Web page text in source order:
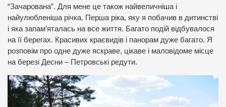
“Зачарована”. Для мене це також найвеличніша і
найулюбленіша річка. Перша ріка, яку я побачив в дитинстві
і яка запам’яталась на все життя. Багато подій відбувалося
на її берегах. Красивих краєвидів і панорам дуже багато. Я
розповім про одне дуже яскраве, цікаве і маловідоме місце
на березі Десни – Петровські редути.